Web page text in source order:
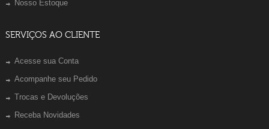
Nosso Estoque
SERVIÇOS AO CLIENTE
Acesse sua Conta
Acompanhe seu Pedido
Trocas e Devoluções
Receba Novidades